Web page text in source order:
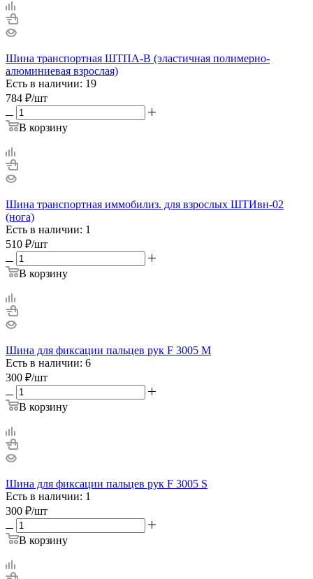
Шина транспортная ШТПА-В (эластичная полимерно-
алюминиевая взрослая)
Есть в наличии: 19
784 ₽/шт
В корзину
Шина транспортная иммобилиз. для взрослых ШТИвн-02
(нога)
Есть в наличии: 1
510 ₽/шт
В корзину
Шина для фиксации пальцев рук F 3005 М
Есть в наличии: 6
300 ₽/шт
В корзину
Шина для фиксации пальцев рук F 3005 S
Есть в наличии: 1
300 ₽/шт
В корзину